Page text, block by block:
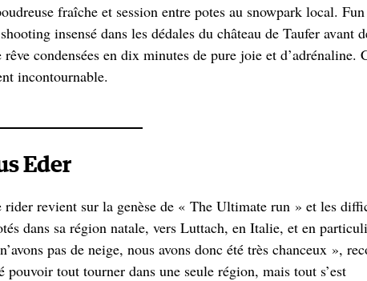
fraîche et session entre potes au snowpark local.
insensé dans les dédales du château de Taufer avant
condensées en dix minutes de pure joie et d’adrénaline.
incontournable.
Eder
revient sur la genèse de « The Ultimate run » et les
dans sa région natale, vers Luttach, en Italie, et en
pas de neige, nous avons donc été très chanceux »,
tout tourner dans une seule région, mais tout s’est